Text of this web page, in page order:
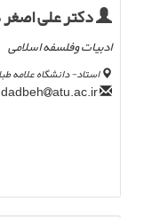
دکتر علی اصغر
ادبیات وفلسفه اسلامی
استاد- دانشگاه علامه
atu.ac.ir